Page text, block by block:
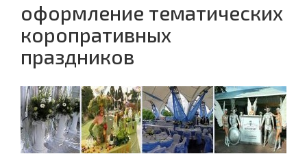
оформление тематических
коропративных
праздников